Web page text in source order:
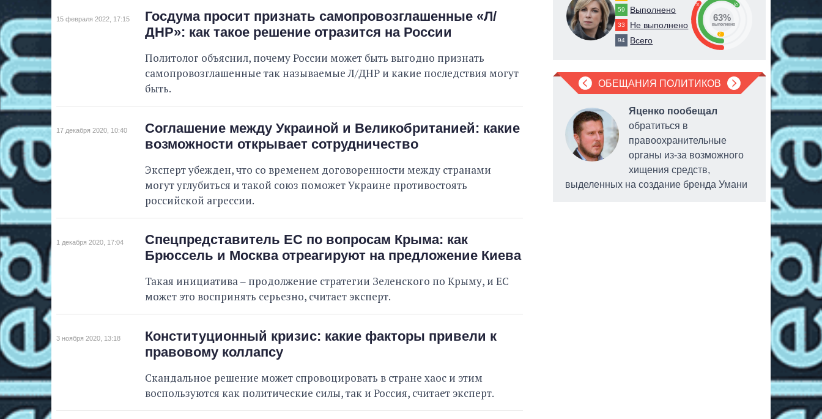
15 февраля 2022, 17:15
Госдума просит признать самопровозглашенные «Л/
ДНР»: как такое решение отразится на России
Политолог объяснил, почему России может быть выгодно признать
самопровозглашенные так называемые Л/ДНР и какие последствия могут
быть.
17 декабря 2020, 10:40
Соглашение между Украиной и Великобританией: какие
возможности открывает сотрудничество
Эксперт убежден, что со временем договоренности между странами
могут углубиться и такой союз поможет Украине противостоять
российской агрессии.
1 декабря 2020, 17:04
Спецпредставитель ЕС по вопросам Крыма: как
Брюссель и Москва отреагируют на предложение Киева
Такая инициатива ‒ продолжение стратегии Зеленского по Крыму, и ЕС
может это воспринять серьезно, считает эксперт.
3 ноября 2020, 13:18
Конституционный кризис: какие факторы привели к
правовому коллапсу
Скандальное решение может спровоцировать в стране хаос и этим
воспользуются как политические силы, так и Россия, считает эксперт.
32 59 Выполнено
33 Не выполнено
94 Всего
35 63
2
63%
выполнено
ОБЕЩАНИЯ ПОЛИТИКОВ
срочно организовать
встречи с
Яценко пообещал
обратиться в
правоохранительные
органы из-за возможного
хищения средств,
выделенных на создание бренда Умани